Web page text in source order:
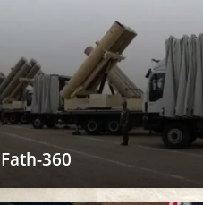
Fath-360